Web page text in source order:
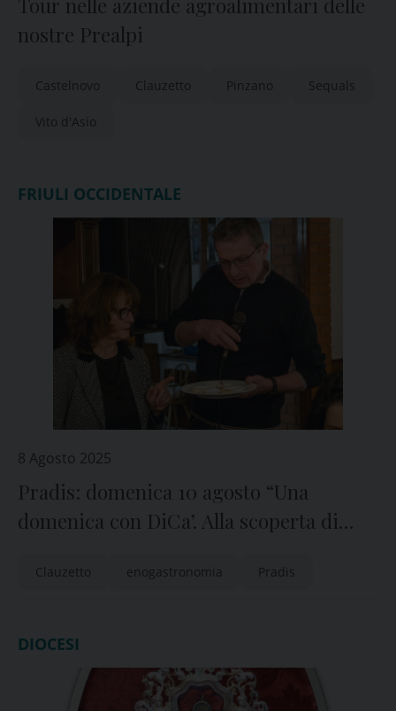
Tour nelle aziende agroalimentari delle
nostre Prealpi
Castelnovo Clauzetto Pinzano Sequals
Vito d'Asio
FRIULI OCCIDENTALE
8 Agosto 2025
Pradis: domenica 10 agosto “Una
domenica con DiCa’. Alla scoperta di
orientali
Clauzetto enogastronomia Pradis
DIOCESI